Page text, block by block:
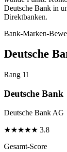
Deutsche Bank in
Direktbanken.
Bank-Marken-
Deutsche
Rang 11
Deutsche Bank
Deutsche Bank AG
★★★★★ 3.8
Gesamt-Score